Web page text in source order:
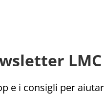
e i consigli per